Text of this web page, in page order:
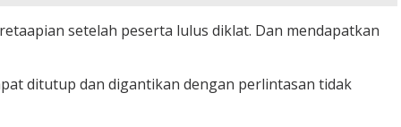
setelah peserta lulus diklat. Dan mendapatkan
ditutup dan digantikan dengan perlintasan tidak